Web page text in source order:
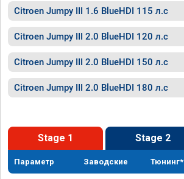
Citroen Jumpy III 1.6 BlueHDI 115 л.с
Citroen Jumpy III 2.0 BlueHDI 120 л.с
Citroen Jumpy III 2.0 BlueHDI 150 л.с
Citroen Jumpy III 2.0 BlueHDI 180 л.с
Stage 1 Stage 2
Параметр Заводские Тюнинг*